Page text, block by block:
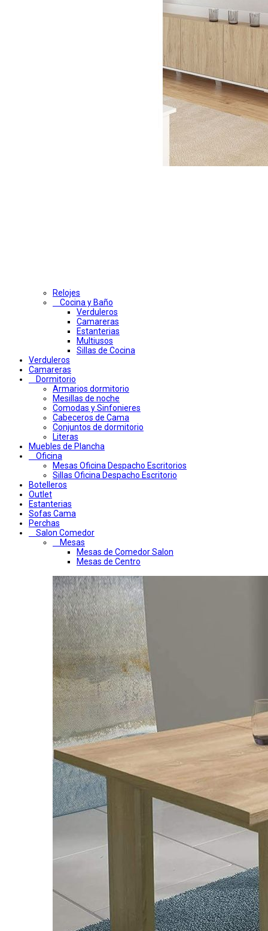
Relojes
Cocina y Baño
Verduleros
Camareras
Estanterias
Multiusos
Sillas de Cocina
Verduleros
Camareras
Dormitorio
Armarios dormitorio
Mesillas de noche
Comodas y Sinfonieres
Cabeceros de Cama
Conjuntos de dormitorio
Literas
Muebles de Plancha
Oficina
Mesas Oficina Despacho Escritorios
Sillas Oficina Despacho Escritorio
Botelleros
Outlet
Estanterias
Sofas Cama
Perchas
Salon Comedor
Mesas
Mesas de Comedor Salon
Mesas de Centro